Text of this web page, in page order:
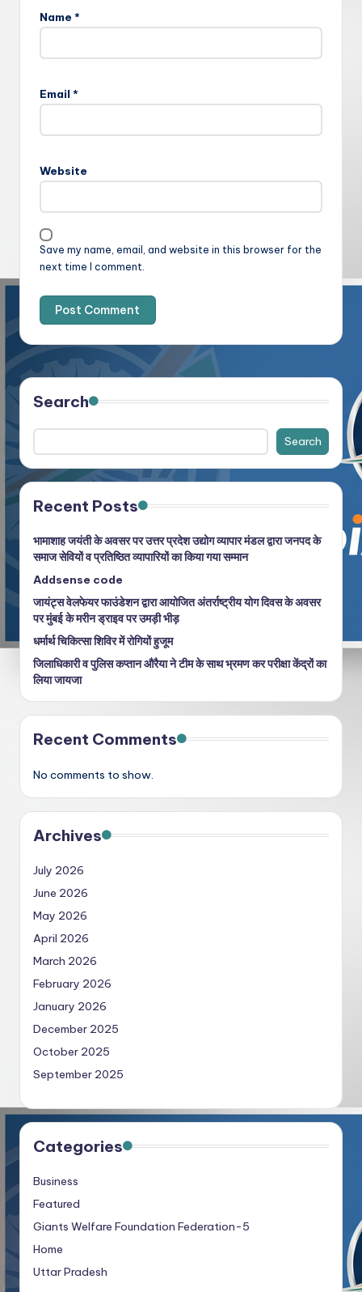
Name *
Email *
Website
Save my name, email, and website in this browser for the
next time I comment.
Search
Search
Recent Posts
भामाशाह जयंती के अवसर पर उत्तर प्रदेश उद्योग व्यापार मंडल द्वारा जनपद के
समाज सेवियों व प्रतिष्ठित व्यापारियों का किया गया सम्मान
Addsense code
जायंट्स वेलफेयर फाउंडेशन द्वारा आयोजित अंतर्राष्ट्रीय योग दिवस के अवसर
पर मुंबई के मरीन ड्राइव पर उमड़ी भीड़
धर्मार्थ चिकित्सा शिविर में रोगियों हुजूम
जिलाधिकारी व पुलिस कप्तान औरैया ने टीम के साथ भ्रमण कर परीक्षा केंद्रों का
लिया जायजा
Recent Comments
No comments to show.
Archives
July 2026
June 2026
May 2026
April 2026
March 2026
February 2026
January 2026
December 2025
October 2025
September 2025
Categories
Business
Featured
Giants Welfare Foundation Federation-5
Home
Uttar Pradesh